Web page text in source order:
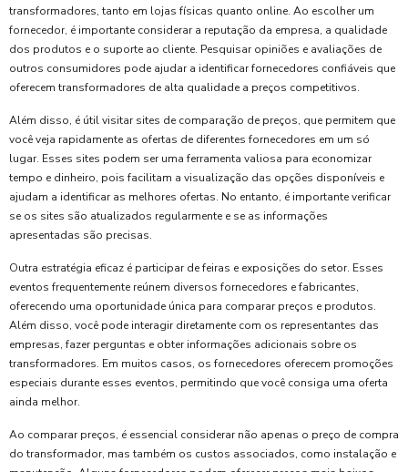
transformadores, tanto em lojas físicas quanto online. Ao escolher um
fornecedor, é importante considerar a reputação da empresa, a qualidade
dos produtos e o suporte ao cliente. Pesquisar opiniões e avaliações de
outros consumidores pode ajudar a identificar fornecedores confiáveis que
oferecem transformadores de alta qualidade a preços competitivos.
Além disso, é útil visitar sites de comparação de preços, que permitem que
você veja rapidamente as ofertas de diferentes fornecedores em um só
lugar. Esses sites podem ser uma ferramenta valiosa para economizar
tempo e dinheiro, pois facilitam a visualização das opções disponíveis e
ajudam a identificar as melhores ofertas. No entanto, é importante verificar
se os sites são atualizados regularmente e se as informações
apresentadas são precisas.
Outra estratégia eficaz é participar de feiras e exposições do setor. Esses
eventos frequentemente reúnem diversos fornecedores e fabricantes,
oferecendo uma oportunidade única para comparar preços e produtos.
Além disso, você pode interagir diretamente com os representantes das
empresas, fazer perguntas e obter informações adicionais sobre os
transformadores. Em muitos casos, os fornecedores oferecem promoções
especiais durante esses eventos, permitindo que você consiga uma oferta
ainda melhor.
Ao comparar preços, é essencial considerar não apenas o preço de compra
do transformador, mas também os custos associados, como instalação e